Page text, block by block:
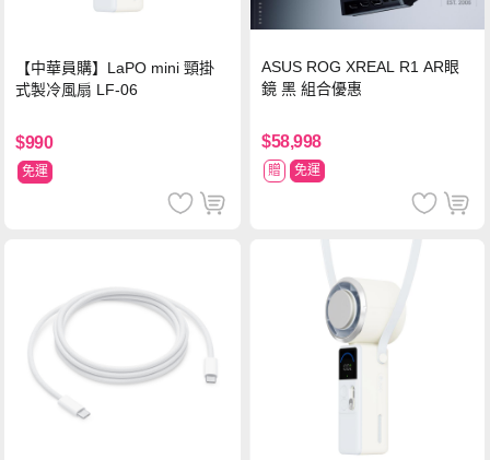
【中華員購】LaPO mini 頸掛
式製冷風扇 LF-06
$990
免運
ASUS ROG XREAL R1 AR眼
鏡 黑 組合優惠
$58,998
贈 免運